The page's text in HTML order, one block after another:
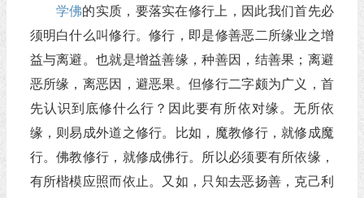
学佛的实质，要落实在修行上，因此我们首先必
须明白什么叫修行。修行，即是修善恶二所缘业之增
益与离避。也就是增益善缘，种善因，结善果；离避
恶所缘，离恶因，避恶果。但修行二字颇为广义，首
先认识到底修什么行？因此要有所依对缘。无所依
缘，则易成外道之修行。比如，魔教修行，就修成魔
行。佛教修行，就修成佛行。所以必须要有所依缘，
有所楷模应照而依止。又如，只知去恶扬善，克己利